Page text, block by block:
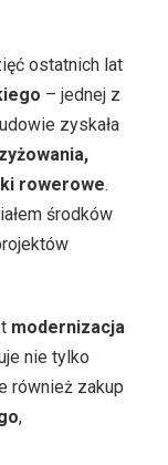
ostatnich lat
– jednej z
zyskała
rowerowe.
środków
modernizacja
nie tylko
również zakup
,